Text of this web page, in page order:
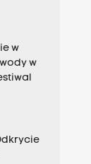
w
w